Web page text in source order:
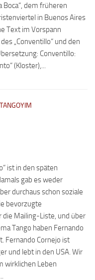
Boca“, dem früheren
in Buenos Aires
Text im Vorspann
„Conventillo“ und den
Conventillo:
(Kloster),...
TANGOYIM
ist in den späten
gab es weder
durchaus schon soziale
bevorzugte
Mailing-Liste, und über
Tango haben Fernando
Fernando Cornejo ist
und lebt in den USA. Wir
wirklichen Leben